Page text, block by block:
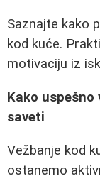
Saznajte kako
kod kuće.
motivaciju iz
Kako
saveti
Vežbanje kod
ostanemo